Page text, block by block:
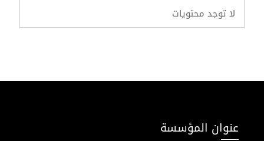
لا توجد محتويات
عنوان المؤسسة